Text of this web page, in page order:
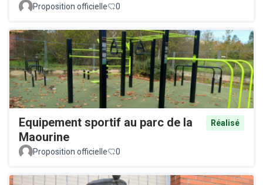
Proposition officielle 0
Equipement sportif au parc de la
Maourine
Réalisé
Proposition officielle 0